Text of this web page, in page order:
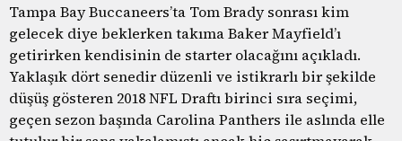
Tampa Bay Buccaneers’ta Tom Brady sonrası kim
gelecek diye beklerken takıma Baker Mayfield’ı
getirirken kendisinin de starter olacağını açıkladı.
Yaklaşık dört senedir düzenli ve istikrarlı bir şekilde
düşüş gösteren 2018 NFL Draftı birinci sıra seçimi,
geçen sezon başında Carolina Panthers ile aslında elle